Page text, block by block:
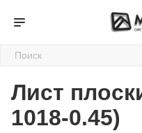
Лист
1018-0.45)